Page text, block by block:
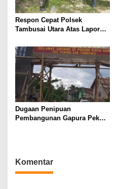
Respon Cepat Polsek
Tambusai Utara Atas Laporan
KM 24.
Dugaan Penipuan
Pembangunan Gapura Pekon
Komentar